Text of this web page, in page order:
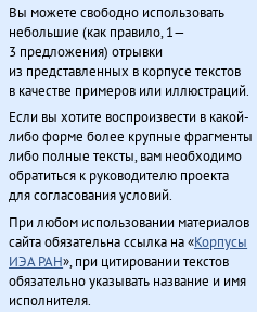
Вы можете свободно использовать
небольшие (как правило, 1—
3 предложения) отрывки
из представленных в корпусе текстов
в качестве примеров или иллюстраций.
Если вы хотите воспроизвести в какой-
либо форме более крупные фрагменты
либо полные тексты, вам необходимо
обратиться к руководителю проекта
для согласования условий.
При любом использовании материалов
сайта обязательна ссылка на «Корпусы
ИЭА РАН», при цитировании текстов
обязательно указывать название и имя
исполнителя.